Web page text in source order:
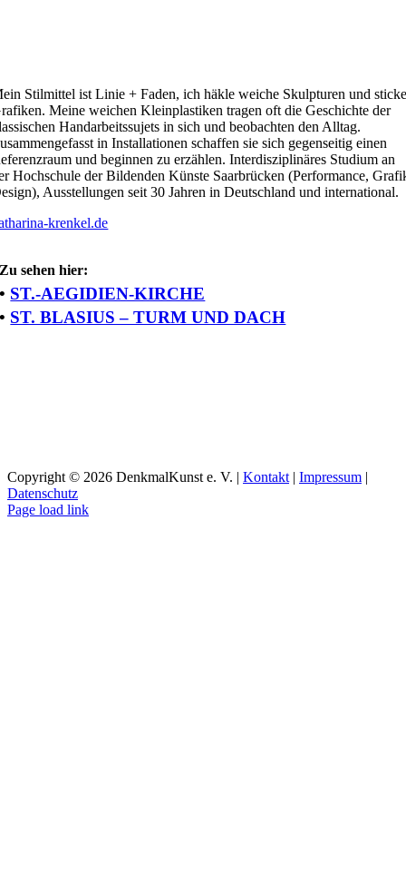
Stilmittel ist Linie + Faden, ich häkle weiche Skulpturen und
Meine weichen Kleinplastiken tragen oft die Geschichte der
Handarbeitssujets in sich und beobachten den Alltag.
in Installationen schaffen sie sich gegenseitig einen
und beginnen zu erzählen. Interdisziplinäres Studium an
Hochschule der Bildenden Künste Saarbrücken (Performance,
Ausstellungen seit 30 Jahren in Deutschland und international.
krenkel.de
Zu sehen hier:
• ST.-AEGIDIEN-KIRCHE
• ST. BLASIUS – TURM UND DACH
Copyright © 2026 DenkmalKunst e. V. | Kontakt | Impressum |
Datenschutz
Facebook
Instagram
YouTube
Page load link